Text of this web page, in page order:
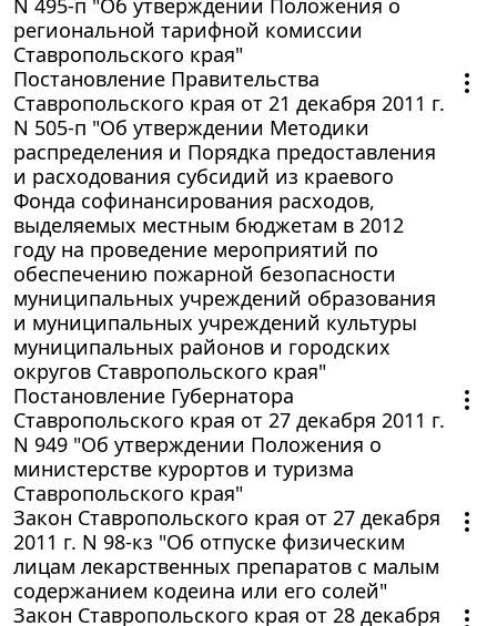
региональной тарифной комиссии
Ставропольского края"
Постановление Правительства
Ставропольского края от 21 декабря 2011 г.
N 505-п "Об утверждении Методики
распределения и Порядка предоставления
и расходования субсидий из краевого
Фонда софинансирования расходов,
выделяемых местным бюджетам в 2012
году на проведение мероприятий по
обеспечению пожарной безопасности
муниципальных учреждений образования
и муниципальных учреждений культуры
муниципальных районов и городских
округов Ставропольского края"
Постановление Губернатора
Ставропольского края от 27 декабря 2011 г.
N 949 "Об утверждении Положения о
министерстве курортов и туризма
Ставропольского края"
Закон Ставропольского края от 27 декабря
2011 г. N 98-кз "Об отпуске физическим
лицам лекарственных препаратов с малым
содержанием кодеина или его солей"
Закон Ставропольского края от 28 декабря